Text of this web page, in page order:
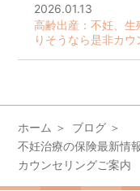
2026.01.13
高齢出産：不妊、
りそうなら是非カウ
ホーム
ブログ
不妊治療の保険最新情
カウンセリングご案内